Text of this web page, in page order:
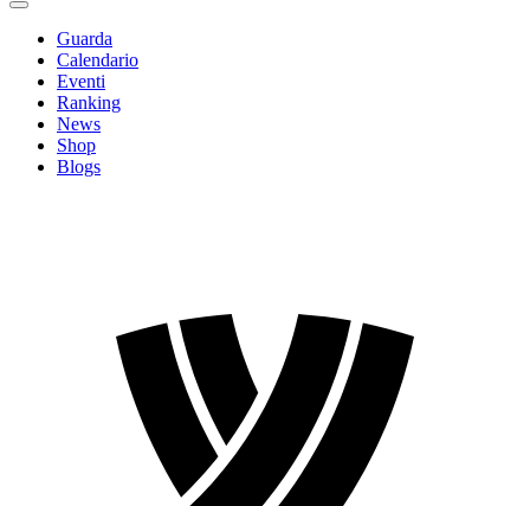
Guarda
Calendario
Eventi
Ranking
News
Shop
Blogs